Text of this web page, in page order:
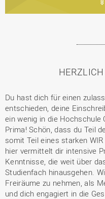
Du hast dich für einen
entschieden, deine
ein wenig in die Hochschule
Prima! Schön, dass du Teil
somit Teil eines starken
hier vermittelt dir intensive
Kenntnisse, die weit über
Studienfach hinausgehen.
Freiräume zu nehmen, als
und dich engagiert in die